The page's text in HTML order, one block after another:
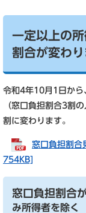
一定以上の
割合が変わ
令和4年10月1日から
（窓口負担割合3割
割に変わります。
窓口負担割合
754KB]
窓口負担割合
み所得者を除く